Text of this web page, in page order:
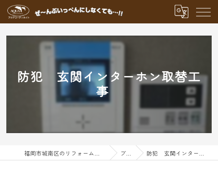
防犯 玄関インターホン取替工
事
ブログ 防犯 玄関インターホン取替工事